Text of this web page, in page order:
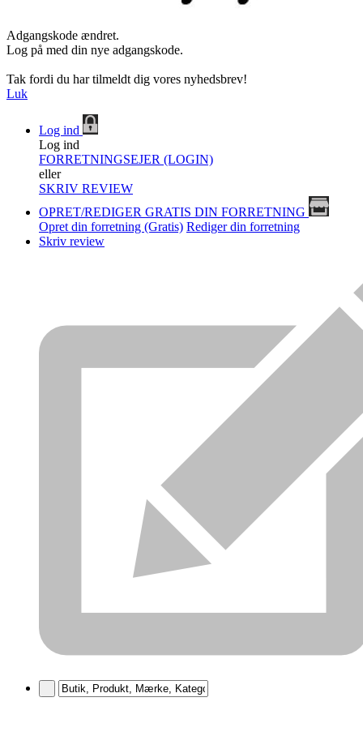
Adgangskode ændret.
Log på med din nye adgangskode.
Tak fordi du har tilmeldt dig vores nyhedsbrev!
Luk
Log ind
Log ind
FORRETNINGSEJER (LOGIN)
eller
SKRIV REVIEW
OPRET/REDIGER GRATIS DIN FORRETNING
Opret din forretning (Gratis) Rediger din forretning
Skriv review